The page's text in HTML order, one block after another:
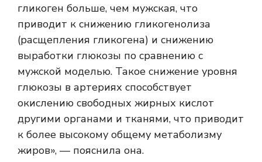
гликоген больше, чем мужская, что
приводит к снижению гликогенолиза
(расщепления гликогена) и снижению
выработки глюкозы по сравнению с
мужской моделью. Такое снижение уровня
глюкозы в артериях способствует
окислению свободных жирных кислот
другими органами и тканями, что приводит
к более высокому общему метаболизму
жиров», — пояснила она.